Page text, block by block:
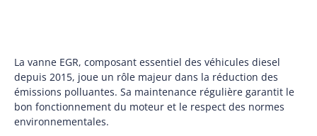
La vanne EGR, composant essentiel des véhicules diesel
depuis 2015, joue un rôle majeur dans la réduction des
émissions polluantes. Sa maintenance régulière garantit le
bon fonctionnement du moteur et le respect des normes
environnementales.